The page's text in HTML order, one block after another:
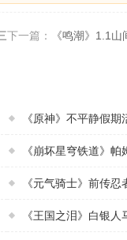
关拍照位置分享
下一篇： 《鸣潮》1.1
《原神》不平静假
《崩坏星穹铁道》
《元气骑士》前传
《王国之泪》白银